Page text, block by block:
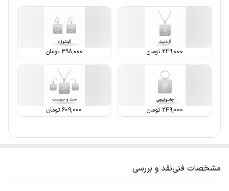
249,000 تومان 398,000 تومان
249,000 تومان 609,000تومان
مشخصات فنینقد و بررسی